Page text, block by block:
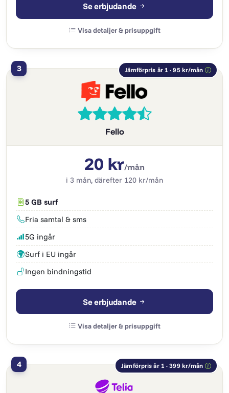
Se erbjudande
Visa detaljer & prisuppgift
3 Jämförpris år 1 · 95 kr/mån
Fello
20 kr/mån
i 3 mån, därefter 120 kr/mån
5 GB surf
Fria samtal & sms
5G ingår
Surf i EU ingår
Ingen bindningstid
Se erbjudande
Visa detaljer & prisuppgift
4 Jämförpris år 1 · 399 kr/mån